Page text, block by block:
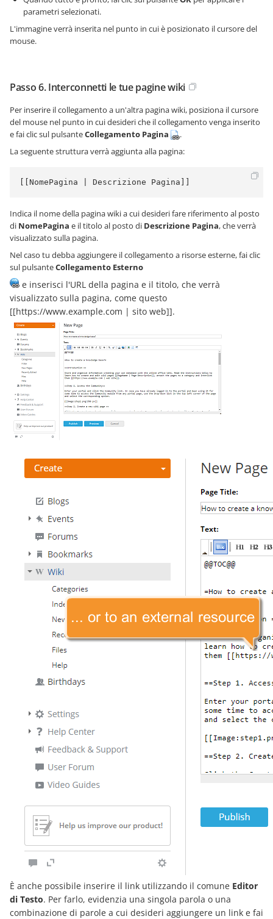
parametri selezionati.
L'immagine verrà inserita nel punto in cui è posizionato il cursore del
mouse.
Passo 6. Interconnetti le tue pagine wiki
Per inserire il collegamento a un'altra pagina wiki, posiziona il cursore
del mouse nel punto in cui desideri che il collegamento venga inserito
e fai clic sul pulsanteCollegamento Pagina
.
La seguente struttura verrà aggiunta alla pagina:
[[NomePagina | Descrizione Pagina]]
Indica il nome della pagina wiki a cui desideri fare riferimento al posto
di NomePagina e il titolo al posto di Descrizione Pagina, che verrà
visualizzato sulla pagina.
Nel caso tu debba aggiungere il collegamento a risorse esterne, fai clic
sul pulsanteCollegamento Esterno
e inserisci l'URL della pagina e il titolo, che verrà
visualizzato sulla pagina, come questo
[[https://www.example.com | sito web]].
È anche possibile inserire il link utilizzando il comune Editor
di Testo. Per farlo, evidenzia una singola parola o una
combinazione di parole a cui desideri aggiungere un link e fai